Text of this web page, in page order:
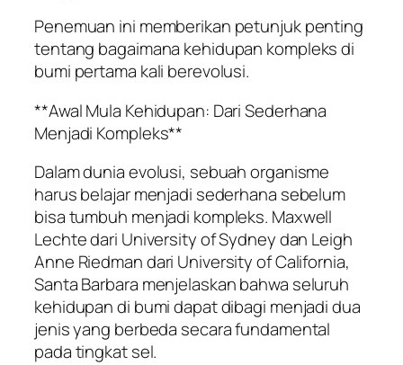
Penemuan ini memberikan petunjuk penting
tentang bagaimana kehidupan kompleks di
bumi pertama kali berevolusi.
**Awal Mula Kehidupan: Dari Sederhana
Menjadi Kompleks**
Dalam dunia evolusi, sebuah organisme
harus belajar menjadi sederhana sebelum
bisa tumbuh menjadi kompleks. Maxwell
Lechte dari University of Sydney dan Leigh
Anne Riedman dari University of California,
Santa Barbara menjelaskan bahwa seluruh
kehidupan di bumi dapat dibagi menjadi dua
jenis yang berbeda secara fundamental
pada tingkat sel.